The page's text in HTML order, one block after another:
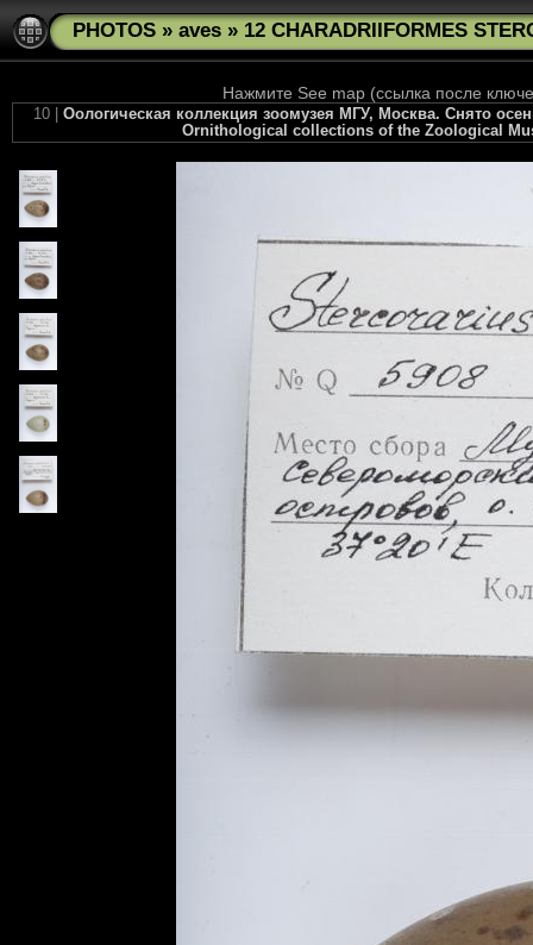
PHOTOS » aves » 12 CHARADRIIFORMES
Нажмите See map (ссылка после
10 | Оологическая коллекция зоомузея МГУ, Москва. Снято
Ornithological collections of the Zoological